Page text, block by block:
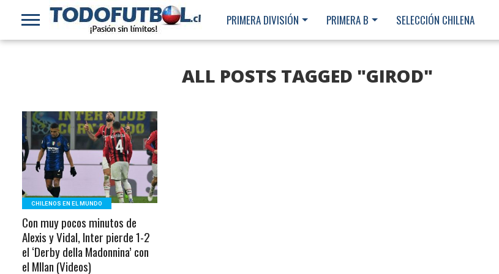
PRIMERA DIVISIÓN PRIMERA B SELECCIÓN CHILENA
ALL POSTS TAGGED "GIROD"
LEER MÁS
CHILENOS EN EL MUNDO
Con muy pocos minutos de
Alexis y Vidal, Inter pierde 1-2
el ‘Derby della Madonnina’ con
el MIlan (Videos)